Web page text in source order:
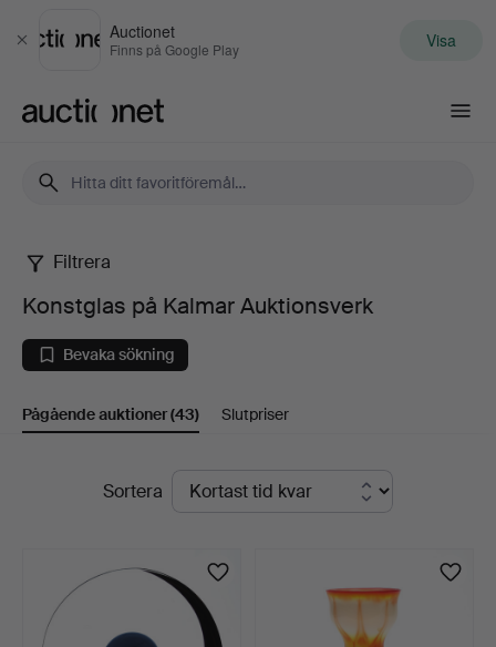
Stäng
Auctionet
Finns på Google Play Visa
Konstglas
på
Kalmar
Auktionsverk
Filtrera
Konstglas på Kalmar Auktionsverk
Bevaka sökning
Pågående auktioner(43) Slutpriser
PågåendeSortera